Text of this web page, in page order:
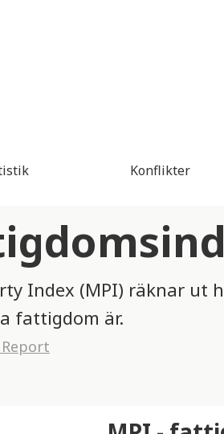
Konflikter
Index (MPI) räknar ut
fattigdom är.